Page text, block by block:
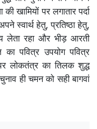
खामियों पर लगातार पर्दा
स्वार्थ हेतु, प्रतिष्ठा हेतु,
लेता रहा और भीड़ आरती
पवित्र उपयोग पवित्र
लोकतंत्र का तिलक शुद्ध
ही चमन को सही बागवां